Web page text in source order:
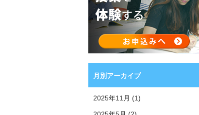
月別アーカイブ
2025年11月 (1)